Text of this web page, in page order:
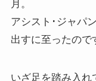
月。
アシスト･ジャパ
出すに至ったので
いざ足を踏み入れ